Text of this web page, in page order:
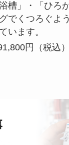
槽」・「ひろ
でくつろぐよ
います。
円（税込